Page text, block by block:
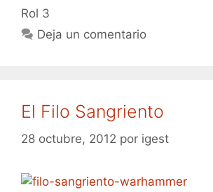
Rol 3
Deja un comentario
El Filo Sangriento
28 octubre, 2012 por igest